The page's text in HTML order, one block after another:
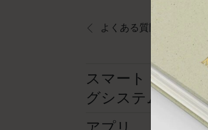
ノートブック
ダイアリー
サブカテゴリ
モレスキンスマ
サブカテゴリ
ライティングツー
サブカテゴリ
限定版ノートブ
スマートライテ
テム
サブカテゴリ
モレスキンスマ
アプリ・サービス
サブカテゴリ
カスタムノートブ
パッチ
和紙テープ
ミニノートブッ
別注＆コーポレ
我々の歴史
モレスキンのマニ
ペンと紙の力
持続可能な創造性
Detour
ウェルカムオファー:
通常特典: パーソナラ
バースデー特典: 1回
先行プレビュー: 新
伝説的なお得情報: 会
セールへの早期アクセ
モレスキン限定イベン
返品期間の延長: 1ヶ月
よくある質問に戻る
スマート ライテ
グシステム